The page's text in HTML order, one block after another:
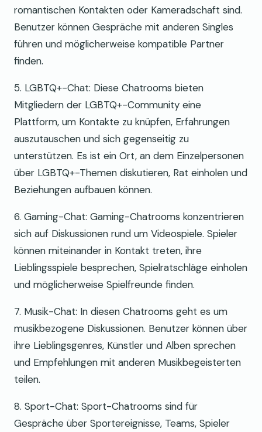
romantischen Kontakten oder Kameradschaft sind.
Benutzer können Gespräche mit anderen Singles
führen und möglicherweise kompatible Partner
finden.
5. LGBTQ+-Chat: Diese Chatrooms bieten
Mitgliedern der LGBTQ+-Community eine
Plattform, um Kontakte zu knüpfen, Erfahrungen
auszutauschen und sich gegenseitig zu
unterstützen. Es ist ein Ort, an dem Einzelpersonen
über LGBTQ+-Themen diskutieren, Rat einholen und
Beziehungen aufbauen können.
6. Gaming-Chat: Gaming-Chatrooms konzentrieren
sich auf Diskussionen rund um Videospiele. Spieler
können miteinander in Kontakt treten, ihre
Lieblingsspiele besprechen, Spielratschläge einholen
und möglicherweise Spielfreunde finden.
7. Musik-Chat: In diesen Chatrooms geht es um
musikbezogene Diskussionen. Benutzer können über
ihre Lieblingsgenres, Künstler und Alben sprechen
und Empfehlungen mit anderen Musikbegeisterten
teilen.
8. Sport-Chat: Sport-Chatrooms sind für
Gespräche über Sportereignisse, Teams, Spieler